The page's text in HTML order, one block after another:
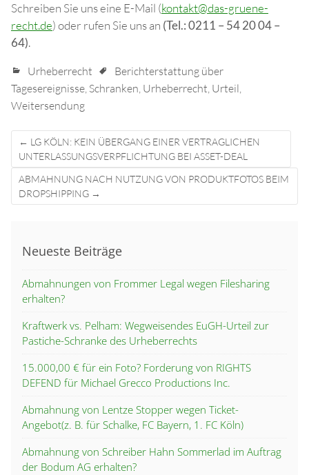
Schreiben Sie uns eine E-Mail (kontakt@das-gruene-
recht.de) oder rufen Sie uns an (Tel.: 0211 – 54 20 04 –
64).
Urheberrecht
Berichterstattung über
Tagesereignisse, Schranken, Urheberrecht, Urteil,
Weitersendung
Post
navigation
← LG KÖLN: KEIN ÜBERGANG EINER VERTRAGLICHEN
UNTERLASSUNGSVERPFLICHTUNG BEI ASSET-DEAL
ABMAHNUNG NACH NUTZUNG VON PRODUKTFOTOS BEIM
DROPSHIPPING →
Neueste Beiträge
Abmahnungen von Frommer Legal wegen Filesharing
erhalten?
Kraftwerk vs. Pelham: Wegweisendes EuGH-Urteil zur
Pastiche-Schranke des Urheberrechts
15.000,00 € für ein Foto? Forderung von RIGHTS
DEFEND für Michael Grecco Productions Inc.
Abmahnung von Lentze Stopper wegen Ticket-
Angebot(z. B. für Schalke, FC Bayern, 1. FC Köln)
Abmahnung von Schreiber Hahn Sommerlad im Auftrag
der Bodum AG erhalten?